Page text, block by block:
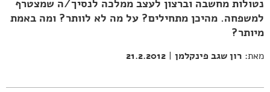
נטולות מחשבה וברצון לעצב ממלכה לנסיך/ה שמצטרף
למשפחה. מהיכן מתחילים? על מה לא לוותר? ומה באמת
מיותר?
מאת: רון שגב פינקלמן |
21.2.2012